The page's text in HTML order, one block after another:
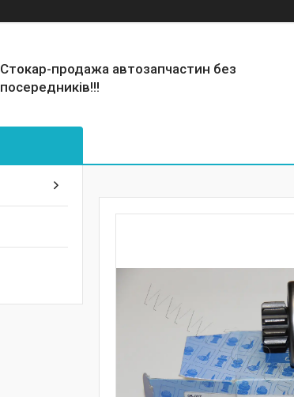
Стокар-продажа автозапчастин без
посередників!!!